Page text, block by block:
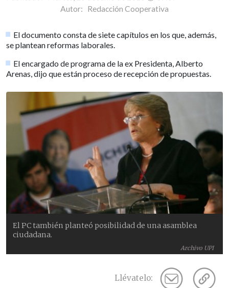
Autor: Redacción Cooperativa
El documento consta de siete capítulos en los que, además,
se plantean reformas laborales.
El encargado de programa de la ex Presidenta, Alberto
Arenas, dijo que están proceso de recepción de propuestas.
Archivo UPI
El PC también planteó posibilidad de una asamblea
ciudadana.
Llévatelo: